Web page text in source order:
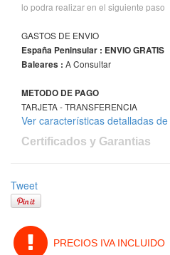
lo podra realizar en el siguiente paso
GASTOS DE ENVIO
España Peninsular : ENVIO GRATIS
Baleares : A Consultar
METODO DE PAGO
TARJETA - TRANSFERENCIA
Ver características detalladas de
Certificados y Garantias
Tweet
PRECIOS IVA INCLUIDO